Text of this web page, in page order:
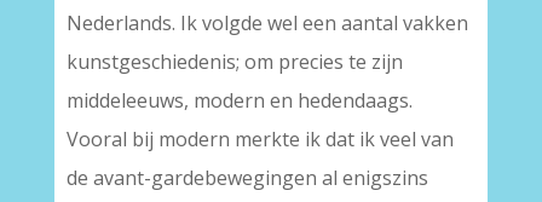
Nederlands. Ik volgde wel een aantal vakken
kunstgeschiedenis; om precies te zijn
middeleeuws, modern en hedendaags.
Vooral bij modern merkte ik dat ik veel van
de avant-gardebewegingen al enigszins